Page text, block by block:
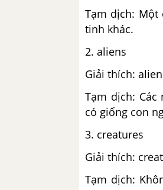
Tạm dịch: Một
tinh khác.
2. aliens
Giải thích:
Tạm dịch:
có giống con
3. creatures
Giải thích:
Tạm dịch: